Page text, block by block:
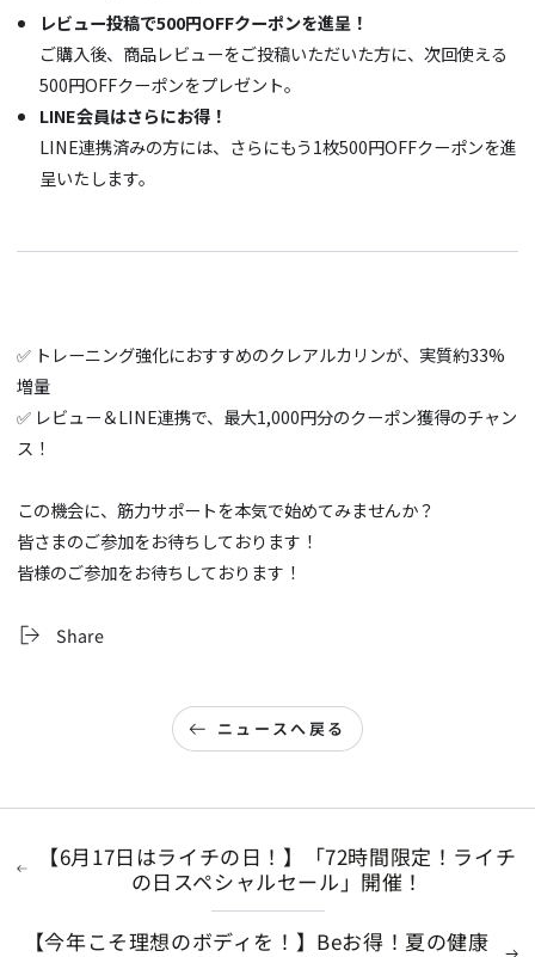
レビュー投稿で500円OFFクーポンを進呈！
ご購入後、商品レビューをご投稿いただいた方に、次回使える
500円OFFクーポンをプレゼント。
LINE会員はさらにお得！
LINE連携済みの方には、さらにもう1枚500円OFFクーポンを進
呈いたします。
✅ トレーニング強化におすすめのクレアルカリンが、実質約33%
増量
✅ レビュー＆LINE連携で、最大1,000円分のクーポン獲得のチャン
ス！
この機会に、筋力サポートを本気で始めてみませんか？
皆さまのご参加をお待ちしております！
皆様のご参加をお待ちしております！
Share
ニュースへ戻る
【6月17日はライチの日！】「72時間限定！ライチ
の日スペシャルセール」開催！
【今年こそ理想のボディを！】Beお得！夏の健康